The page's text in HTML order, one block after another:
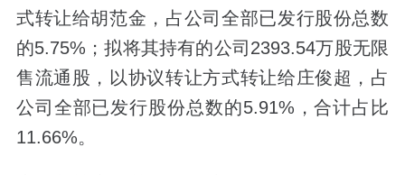
式转让给胡范金，占公司全部已发行股份总数
的5.75%；拟将其持有的公司2393.54万股无限
售流通股，以协议转让方式转让给庄俊超，占
公司全部已发行股份总数的5.91%，合计占比
11.66%。